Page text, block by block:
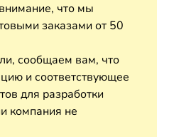
что мы
заказами от 50
сообщаем вам, что
и соответствующее
для разработки
компания не